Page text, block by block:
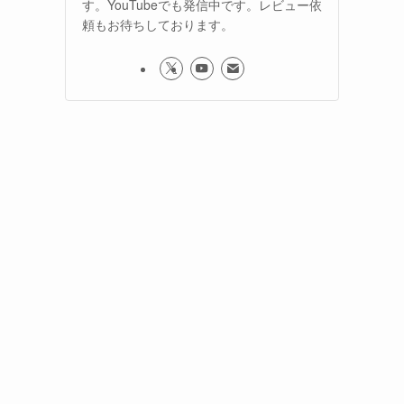
す。YouTubeでも発信中です。レビュー依
頼もお待ちしております。